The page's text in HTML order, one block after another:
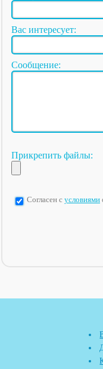
Вас интересует:
Сообщение:
Прикрепить файлы:
Согласен с условиями